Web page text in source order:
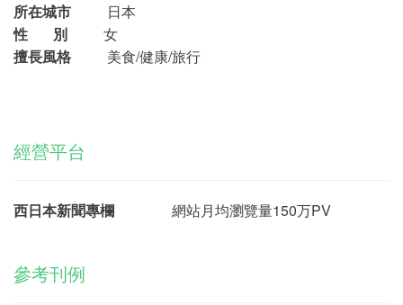
所在城市 日本
性 別 女
擅長風格
美食/健康/旅行
經營平台
西日本新聞專欄 網站月均瀏覽量150万PV
參考刊例